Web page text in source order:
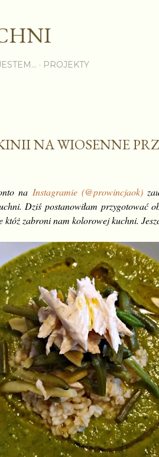
PROJEKTY
NA WIOSENNE
na Instagramie (@prowincjaok)
Dziś postanowiłam przygotować
któż zabroni nam kolorowej kuchni.